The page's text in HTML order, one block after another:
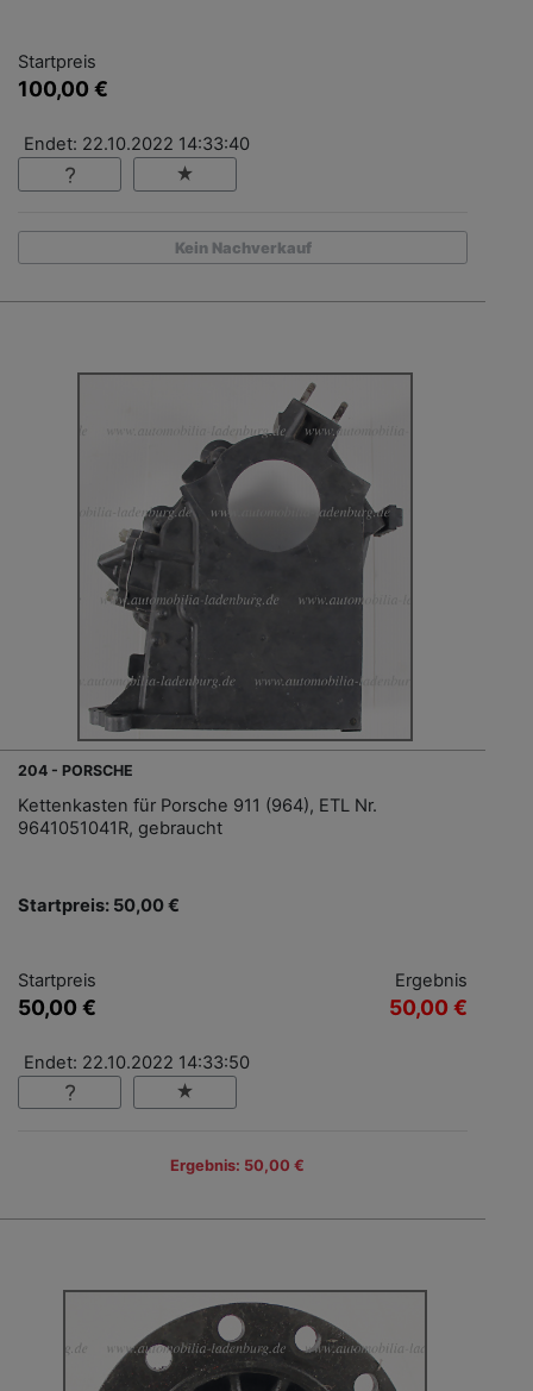
Startpreis
100,00 €
Endet: 22.10.2022 14:33:40
Kein Nachverkauf
204 - PORSCHE
Kettenkasten für Porsche 911 (964), ETL Nr.
9641051041R, gebraucht
Startpreis: 50,00 €
Startpreis
50,00 €
Ergebnis
50,00 €
Endet: 22.10.2022 14:33:50
Ergebnis: 50,00 €